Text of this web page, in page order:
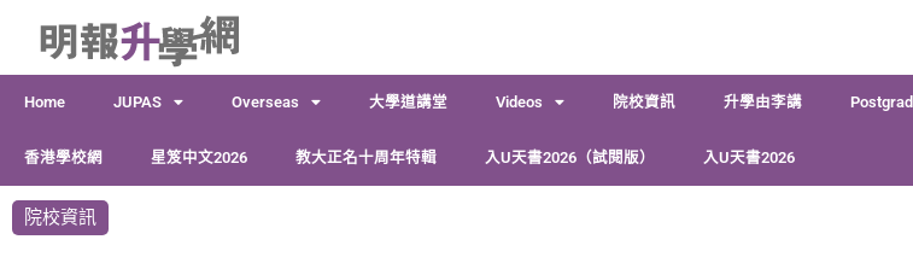
容
Home JUPAS Overseas 大學道講堂 Videos 院校資訊 升學由李講 Postgrad
香港學校網 星笈中文2026 教大正名十周年特輯 入U天書2026（試閱版） 入U天書2026
院校資訊